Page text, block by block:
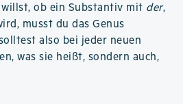
ob ein Substantiv mit der,
musst du das Genus
also bei jeder neuen
was sie heißt, sondern auch,